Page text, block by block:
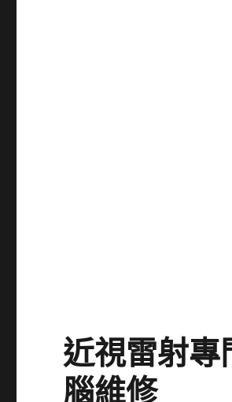
近視雷射專
腦維修